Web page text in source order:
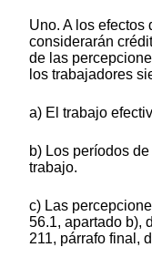
Uno. A los efectos
considerarán
de las
los trabajadores
a) El trabajo
b) Los períodos
trabajo.
c) Las
56.1, apartado b),
211, párrafo final,